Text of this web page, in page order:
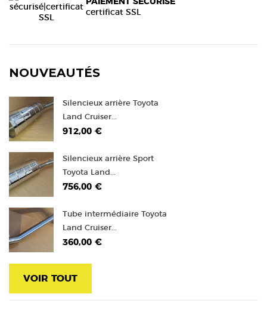
certificat SSL
NOUVEAUTÉS
Silencieux arrière Toyota
Land Cruiser...
912,00 €
Silencieux arrière Sport
Toyota Land...
756,00 €
Tube intermédiaire Toyota
Land Cruiser...
360,00 €
VOIR TOUT